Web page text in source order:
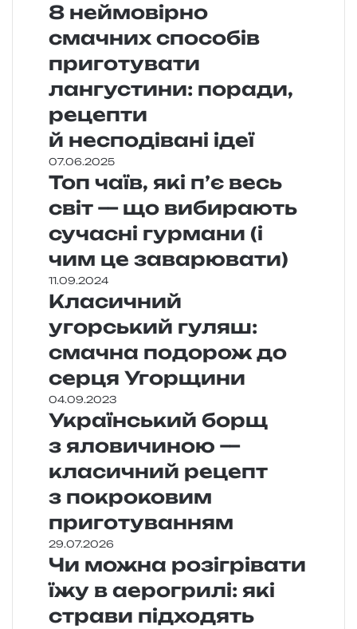
8 неймовірно
смачних способів
приготувати
лангустини: поради,
рецепти
й несподівані ідеї
07.06.2025
Топ чаїв, які п’є весь
світ — що вибирають
сучасні гурмани (і
чим це заварювати)
11.09.2024
Класичний
угорський гуляш:
смачна подорож до
серця Угорщини
04.09.2023
Український борщ
з яловичиною —
класичний рецепт
з покроковим
приготуванням
29.07.2026
Чи можна розігрівати
їжу в аерогрилі: які
страви підходять